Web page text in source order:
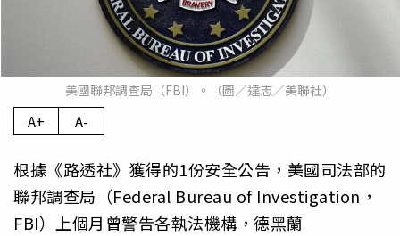
美國聯邦調查局（FBI）。（圖／達志／美聯社）
A+ A-
根據《路透社》獲得的1份安全公告，美國司法部的
聯邦調查局（Federal Bureau of Investigation，
FBI）上個月曾警告各執法機構，德黑蘭